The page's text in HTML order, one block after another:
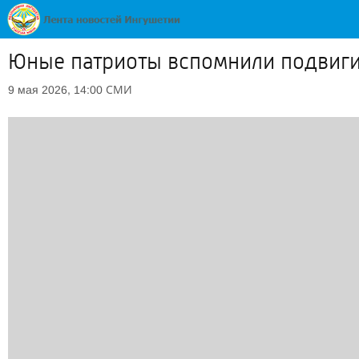
Юные патриоты вспомнили
9 мая 2026, 14:00 СМИ